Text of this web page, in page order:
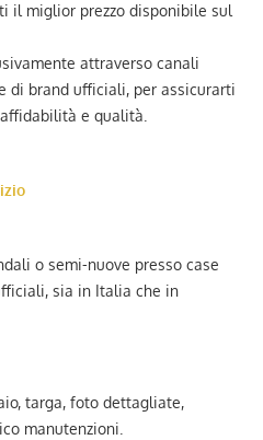
il miglior prezzo disponibile sul
attraverso canali
di brand ufficiali, per assicurarti
e qualità.
o semi-nuove presso case
sia in Italia che in
targa, foto dettagliate,
manutenzioni.